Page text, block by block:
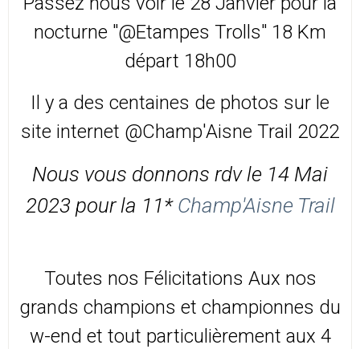
nocturne "@Etampes Trolls" 18 Km
départ 18h00
Il y a des centaines de photos sur le
site internet @Champ'Aisne Trail 2022
Nous vous donnons rdv le 14 Mai
2023 pour la 11* Champ'Aisne Trail
Toutes nos Félicitations Aux nos
grands champions et championnes du
w-end et tout particulièrement aux 4